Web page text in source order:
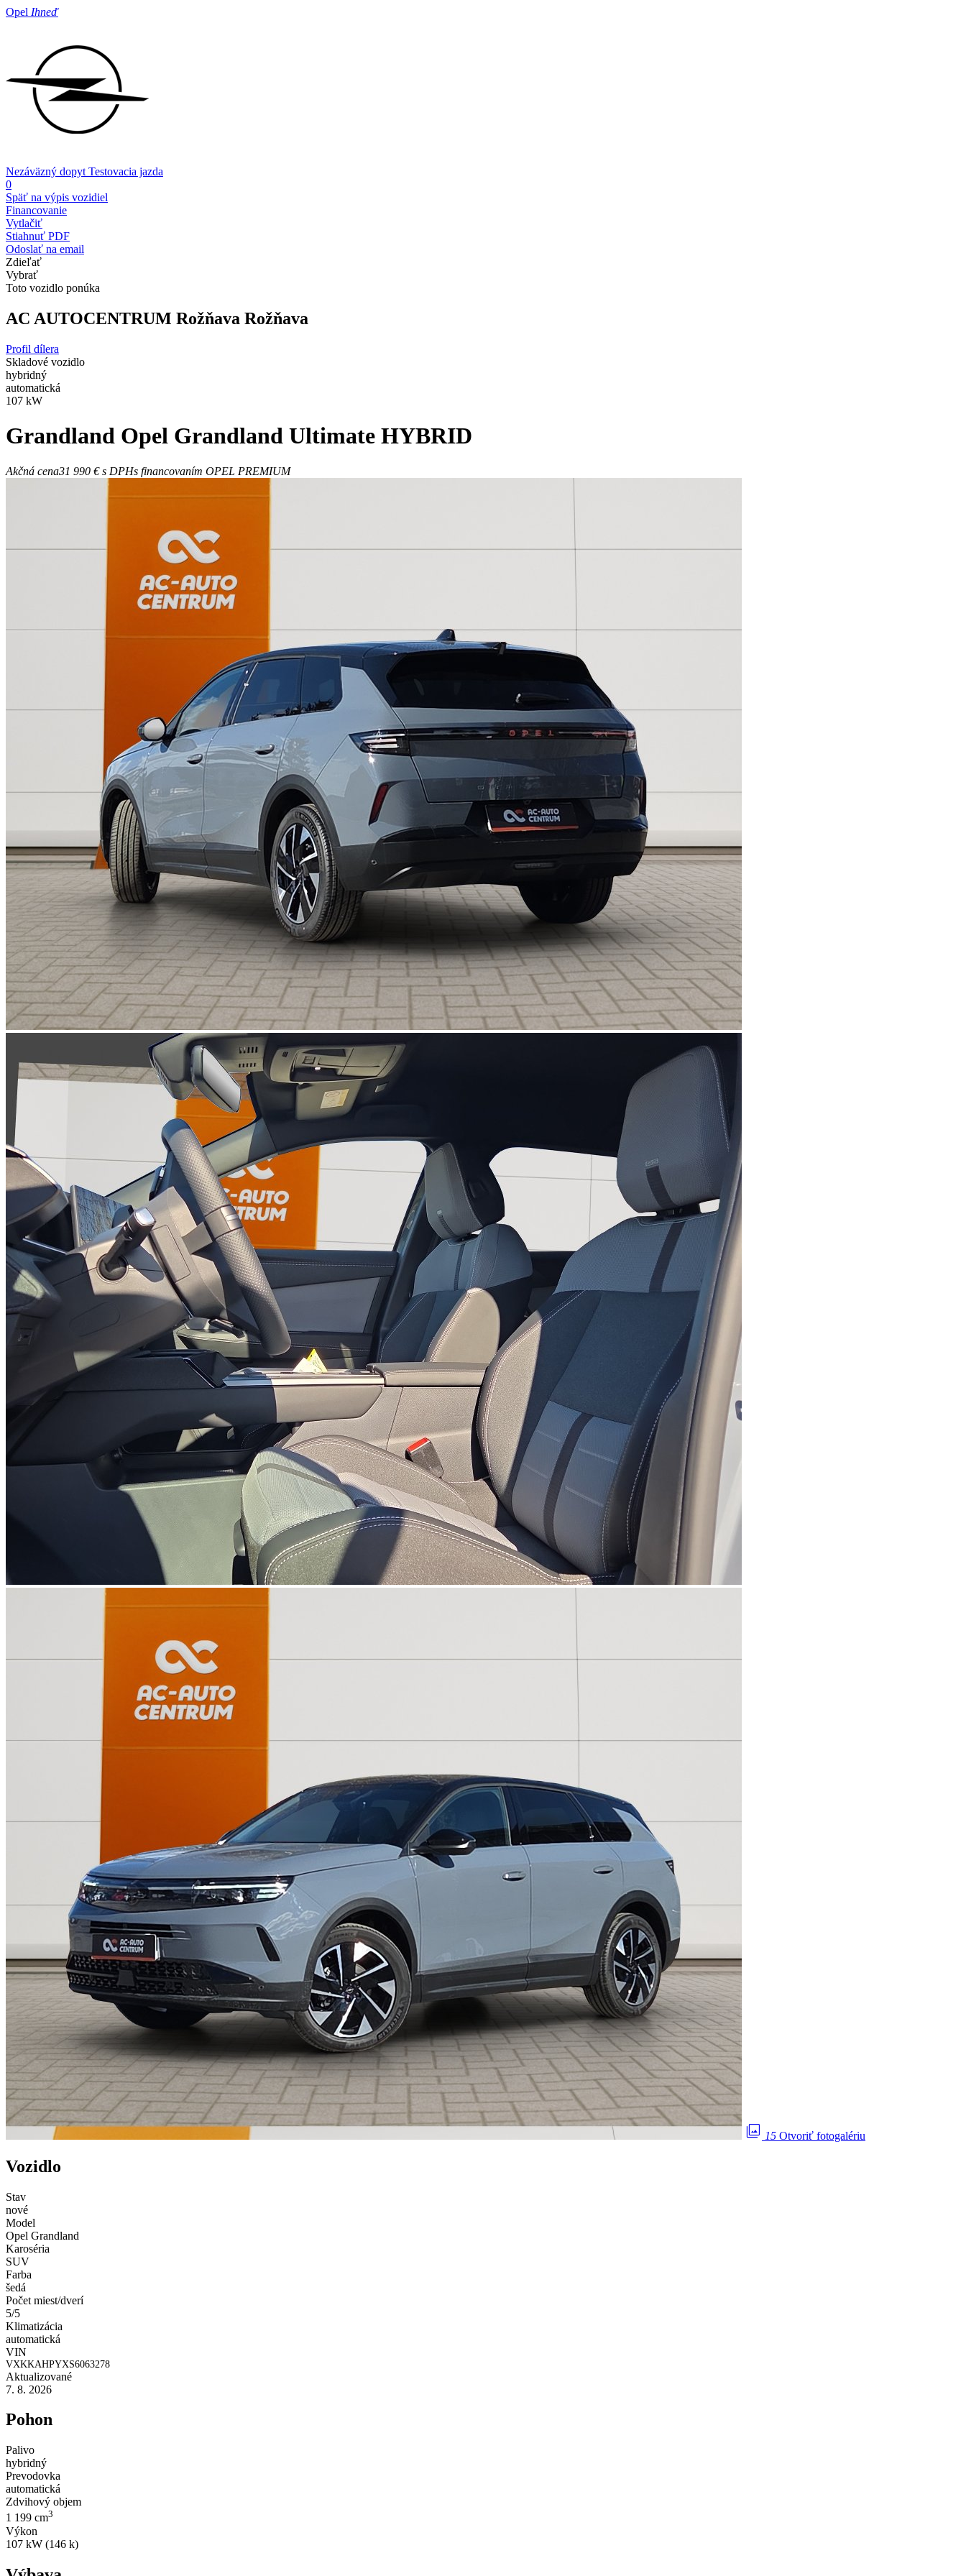
Opel Ihneď
Nezáväzný dopyt Testovacia jazda
0
Späť na výpis vozidiel
Financovanie
Vytlačiť
Stiahnuť PDF
Odoslať na email
Zdieľať
Vybrať
Toto vozidlo ponúka
AC AUTOCENTRUM Rožňava Rožňava
Profil dílera
Skladové vozidlo
hybridný
automatická
107 kW
Grandland Opel Grandland Ultimate HYBRID
Akčná cena31 990 €s DPHs financovaním OPEL PREMIUM
photo_library 15 Otvoriť fotogalériu
Vozidlo
Stav
nové
Model
Opel Grandland
Karoséria
SUV
Farba
šedá
Počet miest/dverí
5/5
Klimatizácia
automatická
VIN
VXKKAHPYXS6063278
Aktualizované
7. 8. 2026
Pohon
Palivo
hybridný
Prevodovka
automatická
Zdvihový objem
1 199 cm3
Výkon
107 kW (146 k)